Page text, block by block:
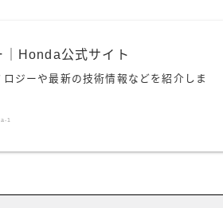
｜Honda公式サイト
ジーや最新の技術情報などを紹介しま
1